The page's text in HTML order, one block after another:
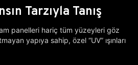
Tarzıyla Tanış
panelleri hariç tüm yüzeyleri göz
yapıya sahip, özel “UV” ışınları